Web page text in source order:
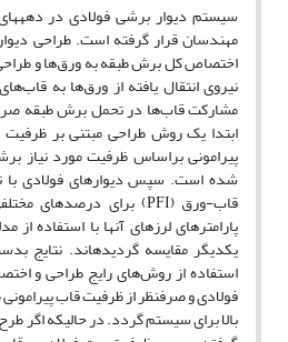
سیستم دیوار برشی فولادی در
مهندسان قرار گرفته است. طراحی
اختصاص کل برش طبقه به ورقها و
نیروی انتقال یافته از ورقها به قاب
مشارکت قابها در تحمل برش طبقه
ابتدا یک روش طراحی مبتنی بر ظرفیت
پیرامونی براساس ظرفیت مورد نیاز
شده است. سپس دیوارهای فولادی با
قاب-ورق (PFI) برای درصدهای
پارامترهای لرزه­ای آنها با استفاده از
یکدیگر مقایسه گردیده­اند. نتایج
استفاده از روشهای رایج طراحی و
فولادی و صرف­نظر از ظرفیت قاب
بالا برای سیستم گردد. در حالیکه اگر